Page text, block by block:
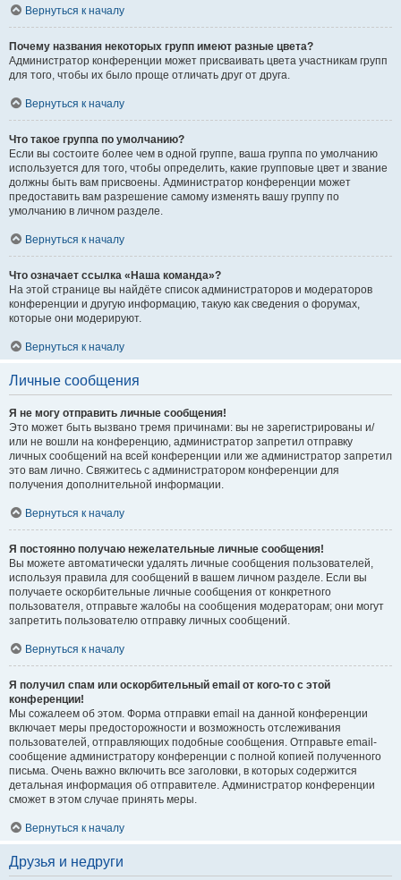
Вернуться к началу
Почему названия некоторых групп имеют разные цвета?
Администратор конференции может присваивать цвета участникам групп
для того, чтобы их было проще отличать друг от друга.
Вернуться к началу
Что такое группа по умолчанию?
Если вы состоите более чем в одной группе, ваша группа по умолчанию
используется для того, чтобы определить, какие групповые цвет и звание
должны быть вам присвоены. Администратор конференции может
предоставить вам разрешение самому изменять вашу группу по
умолчанию в личном разделе.
Вернуться к началу
Что означает ссылка «Наша команда»?
На этой странице вы найдёте список администраторов и модераторов
конференции и другую информацию, такую как сведения о форумах,
которые они модерируют.
Вернуться к началу
Личные сообщения
Я не могу отправить личные сообщения!
Это может быть вызвано тремя причинами: вы не зарегистрированы и/
или не вошли на конференцию, администратор запретил отправку
личных сообщений на всей конференции или же администратор запретил
это вам лично. Свяжитесь с администратором конференции для
получения дополнительной информации.
Вернуться к началу
Я постоянно получаю нежелательные личные сообщения!
Вы можете автоматически удалять личные сообщения пользователей,
используя правила для сообщений в вашем личном разделе. Если вы
получаете оскорбительные личные сообщения от конкретного
пользователя, отправьте жалобы на сообщения модераторам; они могут
запретить пользователю отправку личных сообщений.
Вернуться к началу
Я получил спам или оскорбительный email от кого-то с этой
конференции!
Мы сожалеем об этом. Форма отправки email на данной конференции
включает меры предосторожности и возможность отслеживания
пользователей, отправляющих подобные сообщения. Отправьте email-
сообщение администратору конференции с полной копией полученного
письма. Очень важно включить все заголовки, в которых содержится
детальная информация об отправителе. Администратор конференции
сможет в этом случае принять меры.
Вернуться к началу
Друзья и недруги